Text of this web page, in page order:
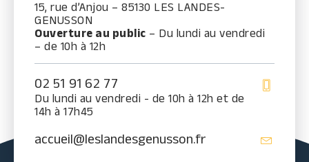
15, rue d’Anjou – 85130 LES LANDES-
GENUSSON
Ouverture au public – Du lundi au vendredi
– de 10h à 12h
02 51 91 62 77
Du lundi au vendredi - de 10h à 12h et de
14h à 17h45
accueil@leslandesgenusson.fr